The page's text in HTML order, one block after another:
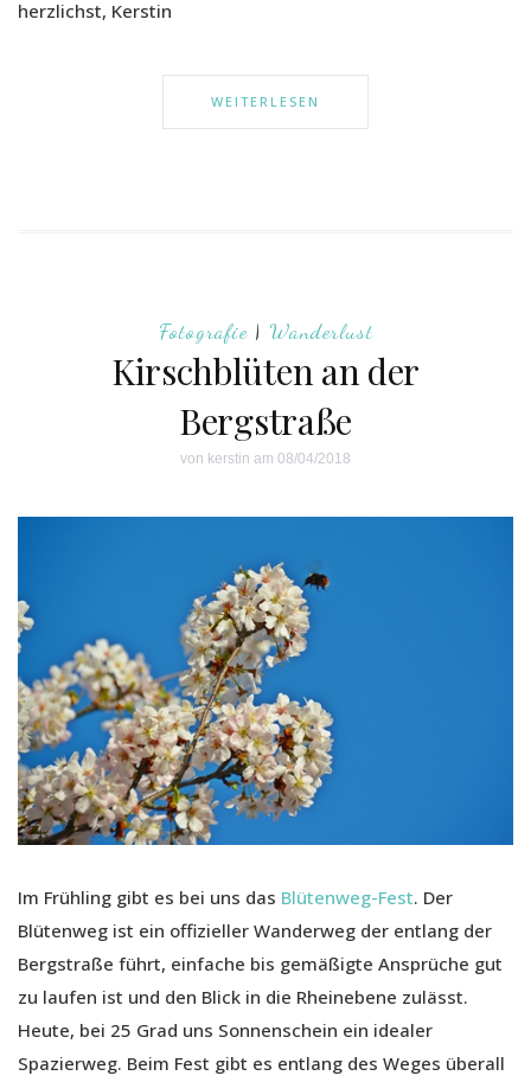
herzlichst, Kerstin
WEITERLESEN
Fotografie| Wanderlust
Kirschblüten an der
Bergstraße
von kerstin am 08/04/2018
Im Frühling gibt es bei uns das Blütenweg-Fest. Der
Blütenweg ist ein offizieller Wanderweg der entlang der
Bergstraße führt, einfache bis gemäßigte Ansprüche gut
zu laufen ist und den Blick in die Rheinebene zulässt.
Heute, bei 25 Grad uns Sonnenschein ein idealer
Spazierweg. Beim Fest gibt es entlang des Weges überall